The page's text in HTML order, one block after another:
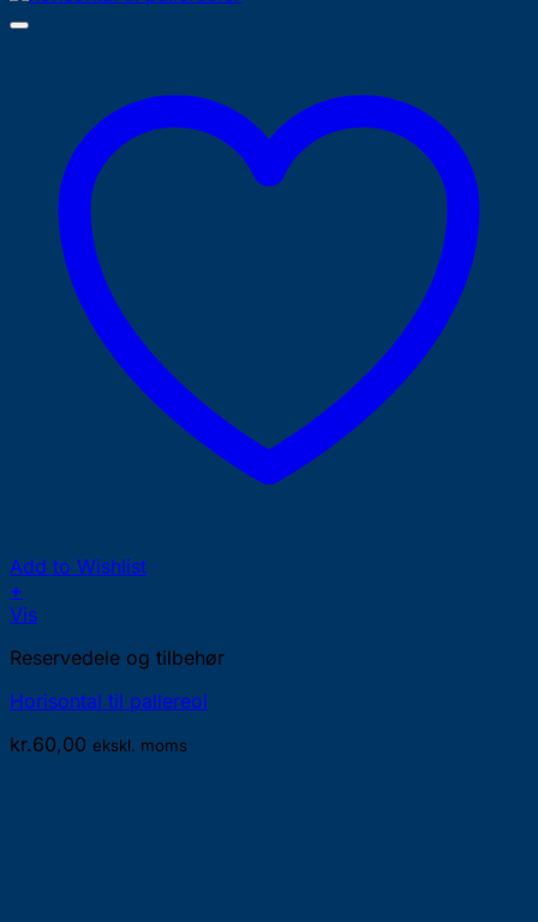
Add to Wishlist
+
Vis
Reservedele og tilbehør
Horisontal til pallereol
kr.60,00 ekskl. moms